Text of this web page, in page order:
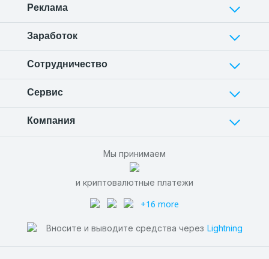
Реклама
Заработок
Сотрудничество
Сервис
Компания
Мы принимаем
и криптовалютные платежи
+16 more
Вносите и выводите средства через Lightning